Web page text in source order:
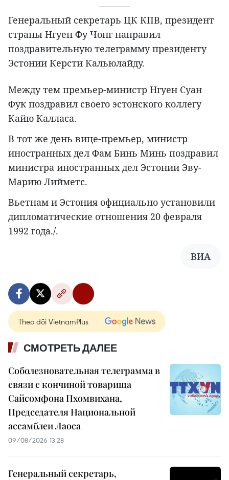
Генеральный секретарь ЦК КПВ, президент
страны Нгуен Фу Чонг направил
поздравительную телеграмму президенту
Эстонии Керсти Кальюлайду.
Между тем премьер-министр Нгуен Суан
Фук поздравил своего эстонского коллегу
Кайю Калласа.
В тот же день вице-премьер, министр
иностранных дел Фам Бинь Минь поздравил
министра иностранных дел Эстонии Эву-
Марию Лийметс.
Вьетнам и Эстония официально установили
дипломатические отношения 20 февраля
1992 года./.
ВИА
Theo dõi VietnamPlus
СМОТРЕТЬ ДАЛЕЕ
Соболезновательная телеграмма в
связи с кончиной товарища
Сайсомфона Пхомвихана,
Председателя Национальной
ассамблеи Лаоса
09/08/2026 13:28
Генеральный секретарь,